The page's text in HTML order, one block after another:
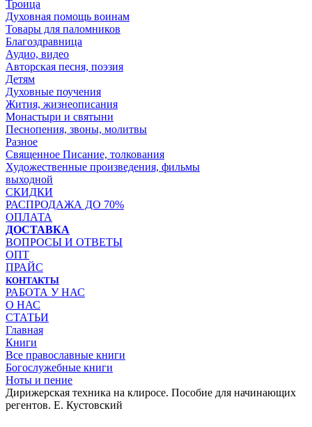
Троица
Духовная помощь воинам
Товары для паломников
Благоздравница
Аудио, видео
Авторская песня, поэзия
Детям
Духовные поучения
Жития, жизнеописания
Монастыри и святыни
Песнопения, звоны, молитвы
Разное
Священное Писание, толкования
Художественные произведения, фильмы
выходной
СКИДКИ
РАСПРОДАЖА ДО 70%
ОПЛАТА
ДОСТАВКА
ВОПРОСЫ И ОТВЕТЫ
ОПТ
ПРАЙС
КОНТАКТЫ
РАБОТА У НАС
О НАС
СТАТЬИ
Главная
Книги
Все православные книги
Богослужебные книги
Ноты и пение
Дирижерская техника на клиросе. Пособие для начинающих
регентов. Е. Кустовский